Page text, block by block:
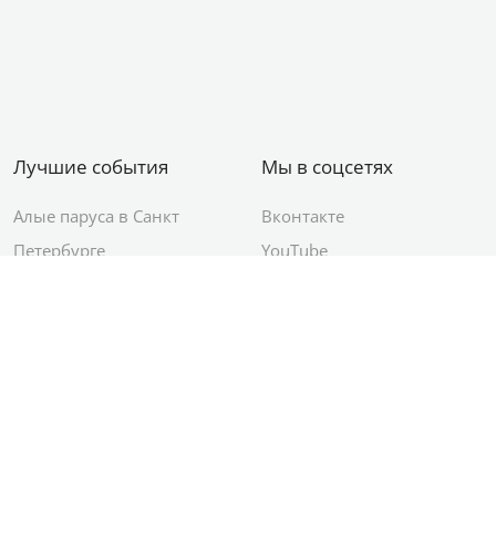
Лучшие события
Алые паруса в Санкт
Петербурге
Мы в соцсетях
Вконтакте
YouTube